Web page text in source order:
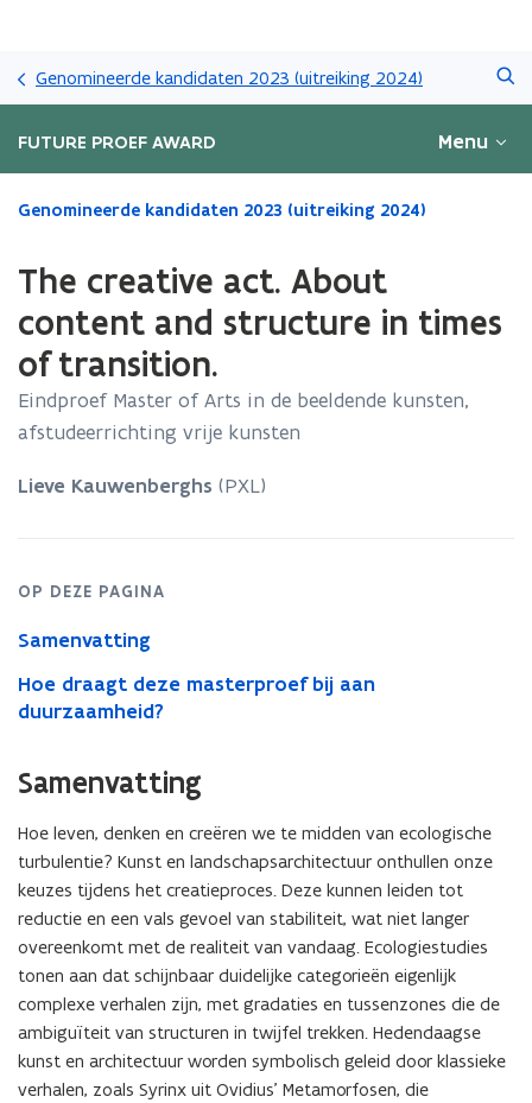
en
naar
gaan
Genomineerde kandidaten 2023 (uitreiking 2024)
FUTURE PROEF AWARD Menu
Gedaan
zich
op:
The
creative
act.
content
times
transition.
Genomineerde kandidaten 2023 (uitreiking 2024)
The creative act. About
content and structure in times
of transition.
Eindproef Master of Arts in de beeldende kunsten,
afstudeerrichting vrije kunsten
Lieve Kauwenberghs (PXL)
OP DEZE PAGINA
Samenvatting
Hoe draagt deze masterproef bij aan
duurzaamheid?
Samenvatting
Hoe leven, denken en creëren we te midden van ecologische
turbulentie? Kunst en landschapsarchitectuur onthullen onze
keuzes tijdens het creatieproces. Deze kunnen leiden tot
reductie en een vals gevoel van stabiliteit, wat niet langer
overeenkomt met de realiteit van vandaag. Ecologiestudies
tonen aan dat schijnbaar duidelijke categorieën eigenlijk
complexe verhalen zijn, met gradaties en tussenzones die de
ambiguïteit van structuren in twijfel trekken. Hedendaagse
kunst en architectuur worden symbolisch geleid door klassieke
verhalen, zoals Syrinx uit Ovidius’ Metamorfosen, die